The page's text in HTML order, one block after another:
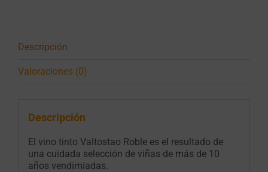
Descripción
Valoraciones (0)
Descripción
El vino tinto Valtostao Roble es el resultado de
una cuidada selección de viñas de más de 10
años vendimiadas.